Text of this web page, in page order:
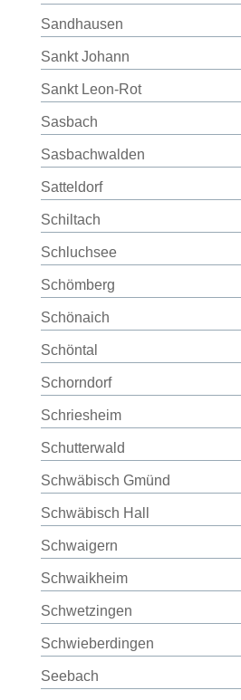
Sandhausen
Sankt Johann
Sankt Leon-Rot
Sasbach
Sasbachwalden
Satteldorf
Schiltach
Schluchsee
Schömberg
Schönaich
Schöntal
Schorndorf
Schriesheim
Schutterwald
Schwäbisch Gmünd
Schwäbisch Hall
Schwaigern
Schwaikheim
Schwetzingen
Schwieberdingen
Seebach